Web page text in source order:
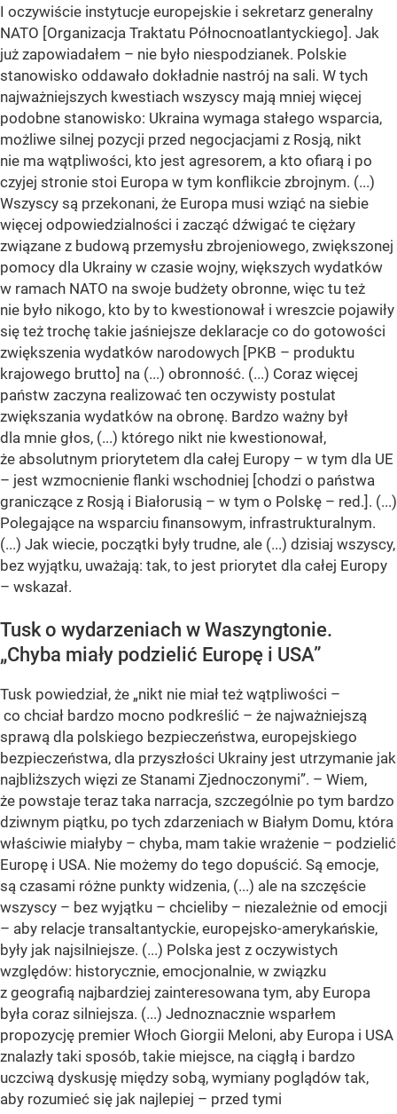
I oczywiście instytucje europejskie i sekretarz generalny
NATO [Organizacja Traktatu Północnoatlantyckiego]. Jak
już zapowiadałem – nie było niespodzianek. Polskie
stanowisko oddawało dokładnie nastrój na sali. W tych
najważniejszych kwestiach wszyscy mają mniej więcej
podobne stanowisko: Ukraina wymaga stałego wsparcia,
możliwe silnej pozycji przed negocjacjami z Rosją, nikt
nie ma wątpliwości, kto jest agresorem, a kto ofiarą i po
czyjej stronie stoi Europa w tym konflikcie zbrojnym. (...)
Wszyscy są przekonani, że Europa musi wziąć na siebie
więcej odpowiedzialności i zacząć dźwigać te ciężary
związane z budową przemysłu zbrojeniowego, zwiększonej
pomocy dla Ukrainy w czasie wojny, większych wydatków
w ramach NATO na swoje budżety obronne, więc tu też
nie było nikogo, kto by to kwestionował i wreszcie pojawiły
się też trochę takie jaśniejsze deklaracje co do gotowości
zwiększenia wydatków narodowych [PKB – produktu
krajowego brutto] na (...) obronność. (...) Coraz więcej
państw zaczyna realizować ten oczywisty postulat
zwiększania wydatków na obronę. Bardzo ważny był
dla mnie głos, (...) którego nikt nie kwestionował,
że absolutnym priorytetem dla całej Europy – w tym dla UE
– jest wzmocnienie flanki wschodniej [chodzi o państwa
graniczące z Rosją i Białorusią – w tym o Polskę – red.]. (...)
Polegające na wsparciu finansowym, infrastrukturalnym.
(...) Jak wiecie, początki były trudne, ale (...) dzisiaj wszyscy,
bez wyjątku, uważają: tak, to jest priorytet dla całej Europy
– wskazał.
Tusk o wydarzeniach w Waszyngtonie.
„Chyba miały podzielić Europę i USA”
Tusk powiedział, że „nikt nie miał też wątpliwości –
co chciał bardzo mocno podkreślić – że najważniejszą
sprawą dla polskiego bezpieczeństwa, europejskiego
bezpieczeństwa, dla przyszłości Ukrainy jest utrzymanie jak
najbliższych więzi ze Stanami Zjednoczonymi”. – Wiem,
że powstaje teraz taka narracja, szczególnie po tym bardzo
dziwnym piątku, po tych zdarzeniach w Białym Domu, która
właściwie miałyby – chyba, mam takie wrażenie – podzielić
Europę i USA. Nie możemy do tego dopuścić. Są emocje,
są czasami różne punkty widzenia, (...) ale na szczęście
wszyscy – bez wyjątku – chcieliby – niezależnie od emocji
– aby relacje transaltantyckie, europejsko-amerykańskie,
były jak najsilniejsze. (...) Polska jest z oczywistych
względów: historycznie, emocjonalnie, w związku
z geografią najbardziej zainteresowana tym, aby Europa
była coraz silniejsza. (...) Jednoznacznie wsparłem
propozycję premier Włoch Giorgii Meloni, aby Europa i USA
znalazły taki sposób, takie miejsce, na ciągłą i bardzo
uczciwą dyskusję między sobą, wymiany poglądów tak,
aby rozumieć się jak najlepiej – przed tymi